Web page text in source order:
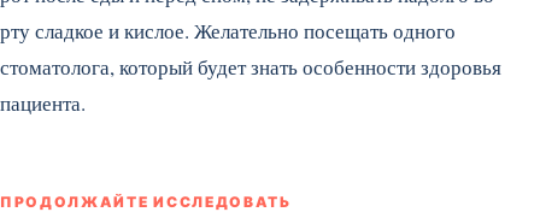
рту сладкое и кислое. Желательно посещать одного
стоматолога, который будет знать особенности здоровья
пациента.
ПРОДОЛЖАЙТЕ ИССЛЕДОВАТЬ